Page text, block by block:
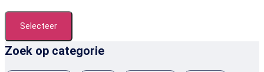
Selecteer
Zoek op categorie